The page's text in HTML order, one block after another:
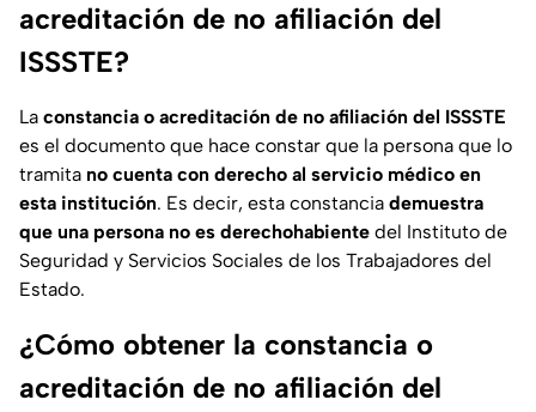
acreditación de no afiliación del
ISSSTE?
La constancia o acreditación de no afiliación del ISSSTE
es el documento que hace constar que la persona que lo
tramita no cuenta con derecho al servicio médico en
esta institución. Es decir, esta constancia demuestra
que una persona no es derechohabiente del Instituto de
Seguridad y Servicios Sociales de los Trabajadores del
Estado.
¿Cómo obtener la constancia o
acreditación de no afiliación del